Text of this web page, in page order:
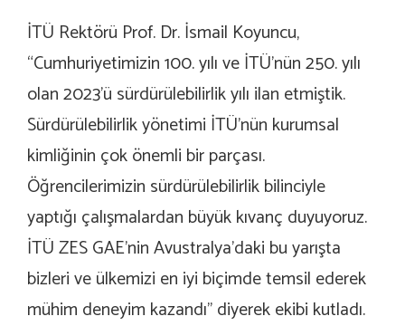
İTÜ Rektörü Prof. Dr. İsmail Koyuncu,
“Cumhuriyetimizin 100. yılı ve İTÜ’nün 250. yılı
olan 2023’ü sürdürülebilirlik yılı ilan etmiştik.
Sürdürülebilirlik yönetimi İTÜ’nün kurumsal
kimliğinin çok önemli bir parçası.
Öğrencilerimizin sürdürülebilirlik bilinciyle
yaptığı çalışmalardan büyük kıvanç duyuyoruz.
İTÜ ZES GAE’nin Avustralya’daki bu yarışta
bizleri ve ülkemizi en iyi biçimde temsil ederek
mühim deneyim kazandı’’ diyerek ekibi kutladı.